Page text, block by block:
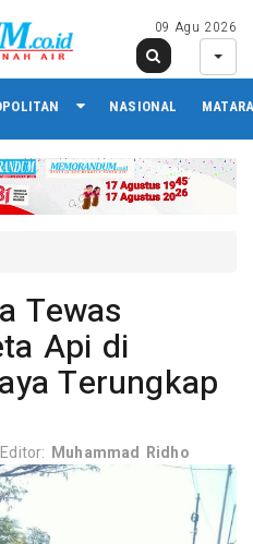
09 Agu 2026
NASIONAL
Tewas
Api di
Terungkap
Editor: Muhammad Ridho